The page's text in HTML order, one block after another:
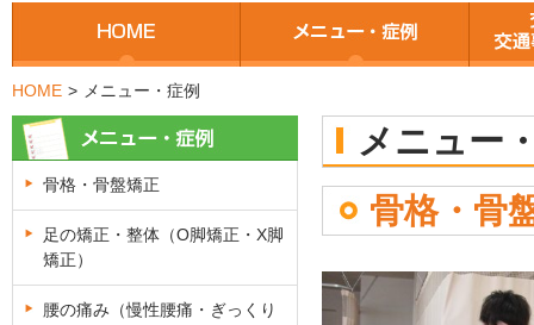
HOME > メニュー・症例
メニュー
骨格・骨
骨格・骨盤矯正
足の矯正・整体（O脚矯正・X脚
矯正）
腰の痛み（慢性腰痛・ぎっくり